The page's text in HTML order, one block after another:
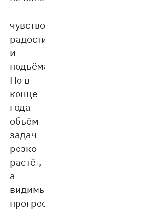
—
чувство
радости
и
подъёма.
Но в
конце
года
объём
задач
резко
растёт,
а
видимый
прогресс